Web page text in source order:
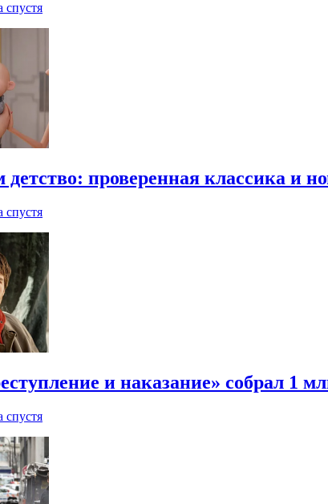
спустя
проверенная классика и
спустя
и наказание» собрал 1
спустя